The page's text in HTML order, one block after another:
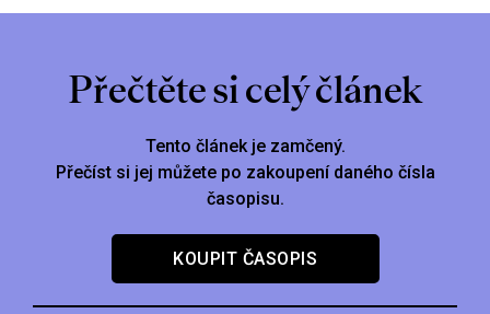
Přečtěte si celý článek
Tento článek je zamčený.
Přečíst si jej můžete po zakoupení daného čísla
časopisu.
KOUPIT ČASOPIS